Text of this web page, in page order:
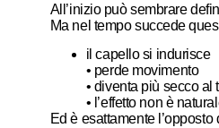
All’inizio può sembrare
Ma nel tempo succede
il capello si indurisce
• perde movimento
• diventa più secco al
• l’effetto non è
Ed è esattamente